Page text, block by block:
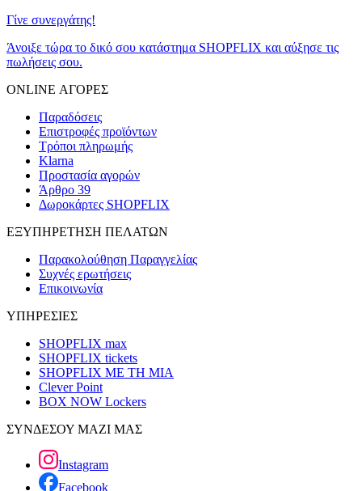
Γίνε συνεργάτης!
Άνοιξε τώρα το δικό σου κατάστημα SHOPFLIX και αύξησε τις
πωλήσεις σου.
ONLINE ΑΓΟΡΕΣ
Παραδόσεις
Επιστροφές προϊόντων
Τρόποι πληρωμής
Klarna
Προστασία αγορών
Άρθρο 39
Δωροκάρτες SHOPFLIX
ΕΞΥΠΗΡΕΤΗΣΗ ΠΕΛΑΤΩΝ
Παρακολούθηση Παραγγελίας
Συχνές ερωτήσεις
Επικοινωνία
ΥΠΗΡΕΣΙΕΣ
SHOPFLIX max
SHOPFLIX tickets
SHOPFLIX ΜΕ ΤΗ ΜΙΑ
Clever Point
BOX NOW Lockers
ΣΥΝΔΕΣΟΥ ΜΑΖΙ ΜΑΣ
Instagram
Facebook